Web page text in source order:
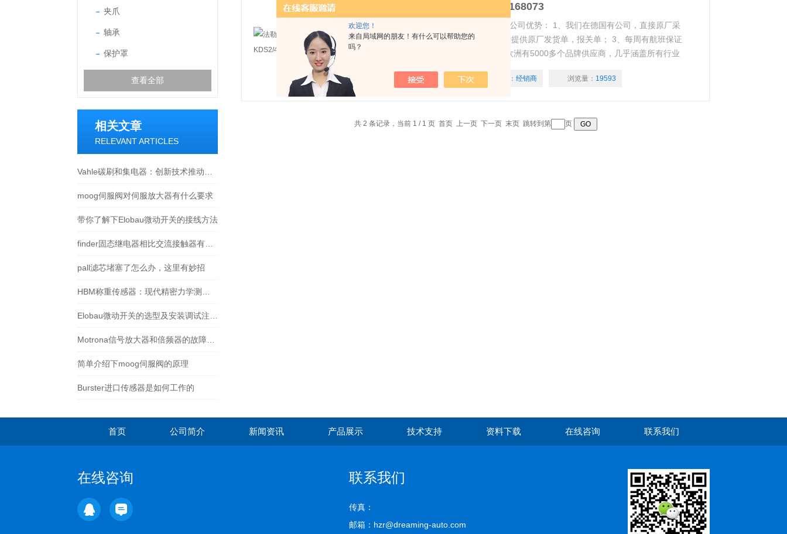
欢迎您！
来自局域网的朋友！有什么可以帮助您的
吗？
夹爪
轴承
保护罩
查看全部
相关文章
RELEVANT ARTICLES
moog伺服阀对伺服放大器有什么要求
带你了解下Elobau微动开关的接线方法
pall滤芯堵塞了怎么办，这里有妙招
简单介绍下moog伺服阀的原理
Burster进口传感器是如何工作的
法勒Vahle碳刷 控制器KDS2/40 168073
法勒Vahle碳刷 控制器KDS2/40 168073 ●公司优势： 1、我们在德国有公司，直接原厂采
购，享受欧洲本土*； 2、产品保证*，免费提供原厂发货单，报关单； 3、每周有航班保证
货期，DHL和UPS等快递随时畅通； 4、欧洲有5000多个品牌供应商，几乎涵盖所有行业
更新时间：2026-05-21 厂商性质： 经销商 浏览量： 19593
共 2 条记录，当前 1 / 1 页 首页 上一页 下一页 末页 跳转到第 页
首页 公司简介 新闻资讯 产品展示 技术支持 资料下载 在线咨询 联系我们
在线咨询 联系我们
传真：
邮箱：hzr@dreaming-auto.com